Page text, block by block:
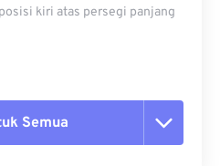
kiri atas persegi panjang
Semua